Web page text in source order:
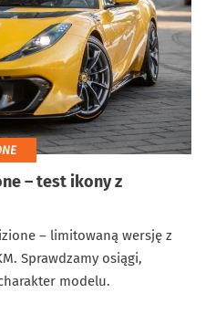
– test ikony z
– limitowaną wersję z
Sprawdzamy osiągi,
modelu.